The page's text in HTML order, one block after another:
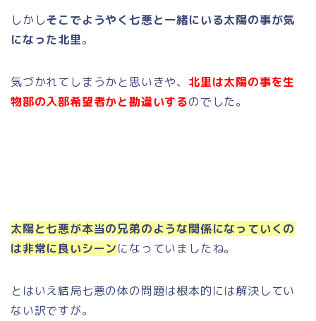
しかしそこでようやく七悪と一緒にいる太陽の事が気
になった北里。
気づかれてしまうかと思いきや、 北里は太陽の事を生
物部の入部希望者かと勘違いするのでした。
太陽と七悪が本当の兄弟のような関係になっていくの
は非常に良いシーンになっていましたね。
とはいえ結局七悪の体の問題は根本的には解決してい
ない訳ですが。